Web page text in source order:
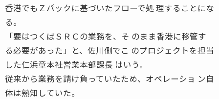
香港でもＺパックに基づいたフローで処 理することにな
る。
「要はつくばＳＲＣの業務を、そ のまま香港に移管す
る必要があった」と、佐川側でこ のプロジェクトを担当
した仁浜章本社営業本部課長 はいう。
従来から業務を請け負っていたため、オペレーショ ン自
体は熟知していた。